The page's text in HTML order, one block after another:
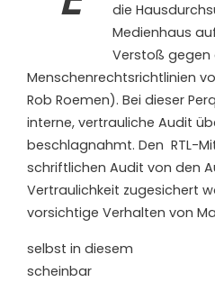
die
Medienhaus
Verstoß gegen
Menschenrechtsrichtlinien
Rob Roemen). Bei dieser
interne, vertrauliche Audit
beschlagnahmt. Den RTL-
schriftlichen Audit von den
Vertraulichkeit zugesichert
vorsichtige Verhalten von
selbst in diesem
scheinbar